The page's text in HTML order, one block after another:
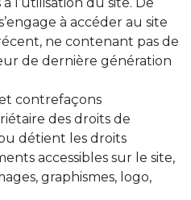
à accéder au site
ne contenant pas de
de dernière génération
contrefaçons
des droits de
détient les droits
accessibles sur le site,
graphismes, logo,